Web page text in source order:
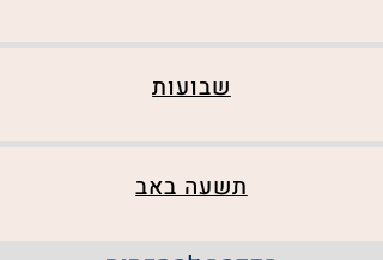
שבועות
תשעה באב